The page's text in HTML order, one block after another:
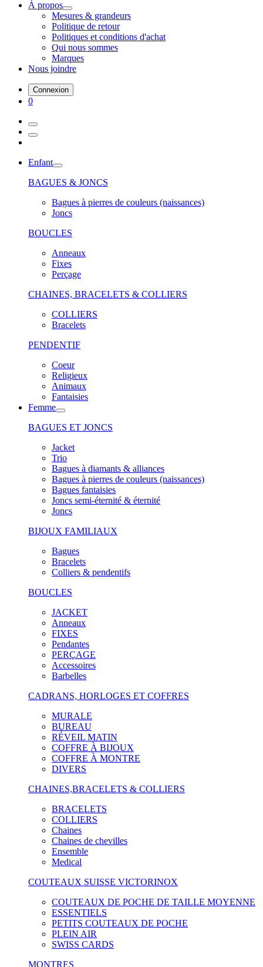
À propos
Mesures & grandeurs
Politique de retour
Politiques et conditions d'achat
Qui nous sommes
Marques
Nous joindre
Connexion
0
Enfant
BAGUES & JONCS
Bagues à pierres de couleurs (naissances)
Joncs
BOUCLES
Anneaux
Fixes
Perçage
CHAINES, BRACELETS & COLLIERS
COLLIERS
Bracelets
PENDENTIF
Coeur
Religieux
Animaux
Fantaisies
Femme
BAGUES ET JONCS
Jacket
Trio
Bagues à diamants & alliances
Bagues à pierres de couleurs (naissances)
Bagues fantaisies
Joncs semi-éternité & éternité
Joncs
BIJOUX FAMILIAUX
Bagues
Bracelets
Colliers & pendentifs
BOUCLES
JACKET
Anneaux
FIXES
Pendantes
PERÇAGE
Accessoires
Barbelles
CADRANS, HORLOGES ET COFFRES
MURALE
BUREAU
RÉVEIL MATIN
COFFRE À BIJOUX
COFFRE À MONTRE
DIVERS
CHAINES,BRACELETS & COLLIERS
BRACELETS
COLLIERS
Chaines
Chaines de chevilles
Ensemble
Medical
COUTEAUX SUISSE VICTORINOX
COUTEAUX DE POCHE DE TAILLE MOYENNE
ESSENTIELS
PETITS COUTEAUX DE POCHE
PLEIN AIR
SWISS CARDS
MONTRES